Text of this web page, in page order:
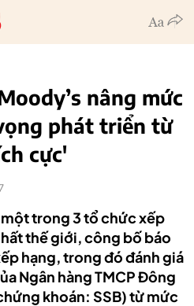
nâng mức
phát triển từ
cực'
trong 3 tổ chức xếp
thế giới, công bố báo
hạng, trong đó đánh giá
Ngân hàng TMCP Đông
khoán: SSB) từ mức